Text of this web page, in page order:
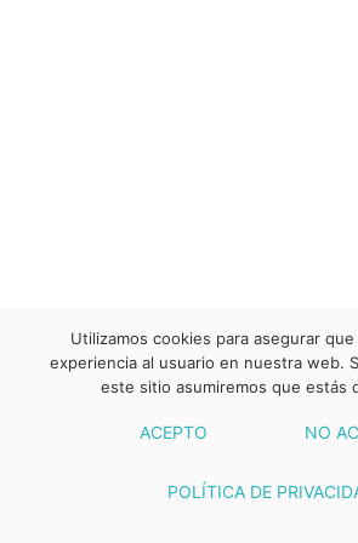
Utilizamos cookies para asegurar
experiencia al usuario en nuestra web.
este sitio asumiremos que estás
ACEPTO NO
POLÍTICA DE